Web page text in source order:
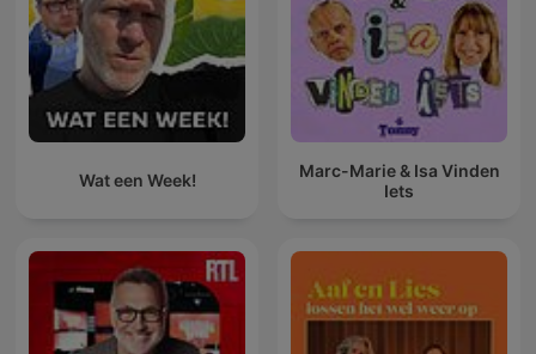
Wat een Week!
Marc-Marie & Isa Vinden
Iets